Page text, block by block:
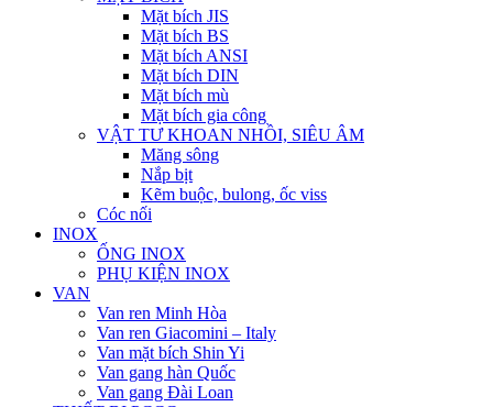
Mặt bích JIS
Mặt bích BS
Mặt bích ANSI
Mặt bích DIN
Mặt bích mù
Mặt bích gia công
VẬT TƯ KHOAN NHỒI, SIÊU ÂM
Măng sông
Nắp bịt
Kẽm buộc, bulong, ốc viss
Cóc nối
INOX
ỐNG INOX
PHỤ KIỆN INOX
VAN
Van ren Minh Hòa
Van ren Giacomini – Italy
Van mặt bích Shin Yi
Van gang hàn Quốc
Van gang Đài Loan